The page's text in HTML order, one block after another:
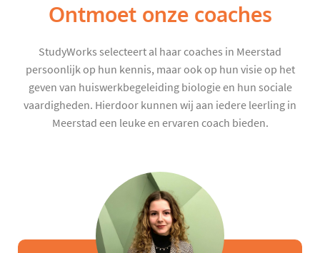
Ontmoet onze coaches
StudyWorks selecteert al haar coaches in Meerstad
persoonlijk op hun kennis, maar ook op hun visie op het
geven van huiswerkbegeleiding biologie en hun sociale
vaardigheden. Hierdoor kunnen wij aan iedere leerling in
Meerstad een leuke en ervaren coach bieden.